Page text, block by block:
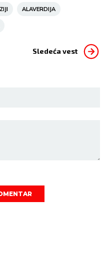
ALAVERDIJA
Sledeća vest